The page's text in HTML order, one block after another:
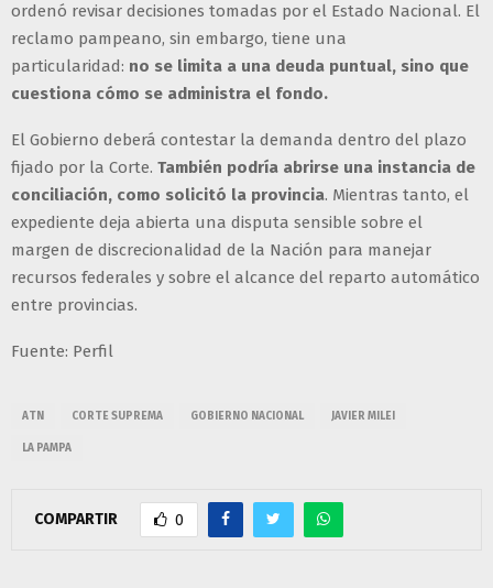
ordenó revisar decisiones tomadas por el Estado Nacional. El
reclamo pampeano, sin embargo, tiene una
particularidad: no se limita a una deuda puntual, sino que
cuestiona cómo se administra el fondo.
El Gobierno deberá contestar la demanda dentro del plazo
fijado por la Corte. También podría abrirse una instancia de
conciliación, como solicitó la provincia. Mientras tanto, el
expediente deja abierta una disputa sensible sobre el
margen de discrecionalidad de la Nación para manejar
recursos federales y sobre el alcance del reparto automático
entre provincias.
Fuente: Perfil
ATN CORTE SUPREMA GOBIERNO NACIONAL JAVIER MILEI
LA PAMPA
COMPARTIR 0